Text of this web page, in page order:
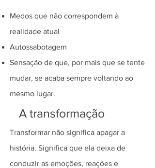
Medos que não correspondem à
realidade atual
Autossabotagem
Sensação de que, por mais que se tente
mudar, se acaba sempre voltando ao
mesmo lugar.
A transformação
​Transformar não significa apagar a
história. Significa que ela deixa de
conduzir as emoções, reações e